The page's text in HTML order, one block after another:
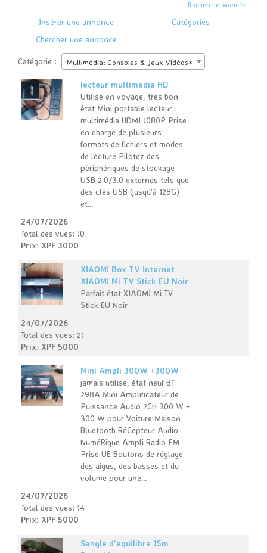
Recherche avancée
Insérer une annonce
Catégories
Chercher une annonce
Catégorie : ×
Multimédia: Consoles & Jeux Vidéos
lecteur multimedia HD
Utilisé en voyage, très bon
état Mini portable lecteur
multimédia HDMI 1080P Prise
en charge de plusieurs
formats de fichiers et modes
de lecture Pilotez des
périphériques de stockage
USB 2.0/3.0 externes tels que
des clés USB (jusqu'à 128G)
et…
24/07/2026
Total des vues: 10
Prix: XPF 3000
XIAOMI Box TV Internet
XIAOMI Mi TV Stick EU Noir
Parfait état XIAOMI Mi TV
Stick EU Noir
24/07/2026
Total des vues: 21
Prix: XPF 5000
Mini Ampli 300W +300W
jamais utilisé, état neuf BT-
298A Mini Amplificateur de
Puissance Audio 2CH 300 W +
300 W pour Voiture Maison
Bluetooth RéCepteur Audio
NuméRique Ampli Radio FM
Prise UE Boutons de réglage
des aigus, des basses et du
volume pour une…
24/07/2026
Total des vues: 14
Prix: XPF 5000
Sangle d'equilibre 15m